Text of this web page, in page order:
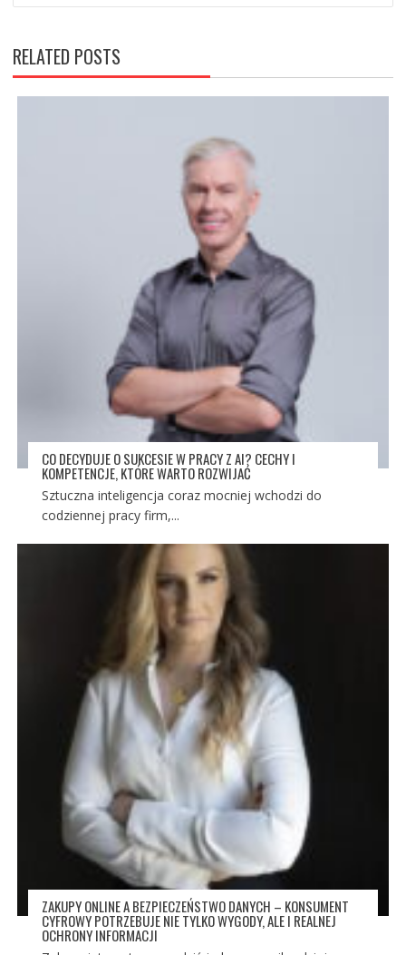
RELATED POSTS
CO DECYDUJE O SUKCESIE W PRACY Z AI? CECHY I
KOMPETENCJE, KTÓRE WARTO ROZWIJAĆ
Sztuczna inteligencja coraz mocniej wchodzi do
codziennej pracy firm,...
ZAKUPY ONLINE A BEZPIECZEŃSTWO DANYCH – KONSUMENT
CYFROWY POTRZEBUJE NIE TYLKO WYGODY, ALE I REALNEJ
OCHRONY INFORMACJI